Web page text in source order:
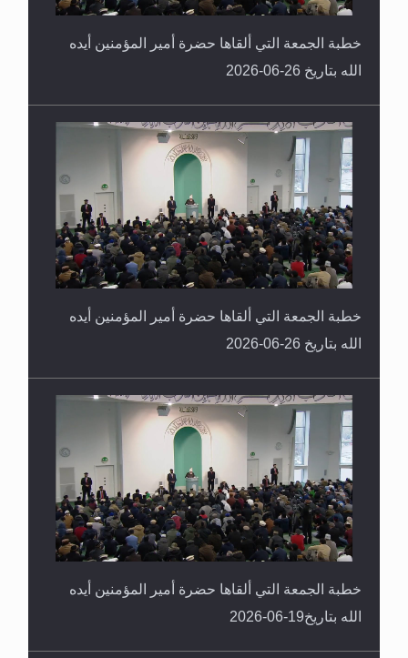
خطبة الجمعة التي ألقاها حضرة أمير المؤمنين أيده
الله بتاريخ 26-06-2026
خطبة الجمعة التي ألقاها حضرة أمير المؤمنين أيده
الله بتاريخ 26-06-2026
خطبة الجمعة التي ألقاها حضرة أمير المؤمنين أيده
الله بتاريخ19-06-2026